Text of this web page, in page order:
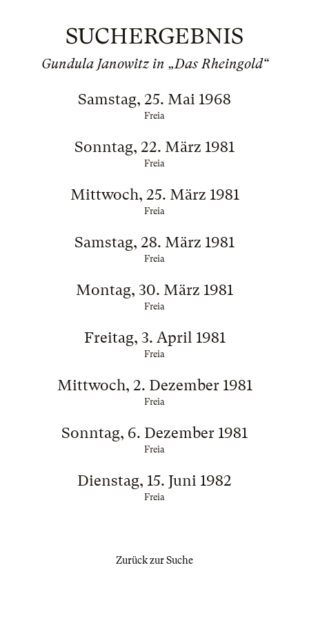
SUCHERGEBNIS
Gundula Janowitz in „Das Rheingold“
Samstag, 25. Mai 1968
Freia
Sonntag, 22. März 1981
Freia
Mittwoch, 25. März 1981
Freia
Samstag, 28. März 1981
Freia
Montag, 30. März 1981
Freia
Freitag, 3. April 1981
Freia
Mittwoch, 2. Dezember 1981
Freia
Sonntag, 6. Dezember 1981
Freia
Dienstag, 15. Juni 1982
Freia
Zurück zur Suche